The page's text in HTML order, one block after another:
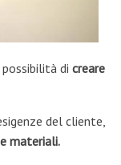
di creare
del cliente,
materiali.